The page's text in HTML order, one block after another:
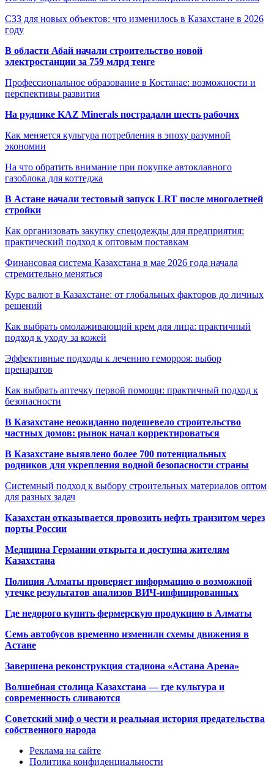
СЗЗ для новых объектов: что изменилось в Казахстане в 2026
году
В области Абай начали строительство новой
электростанции за 759 млрд тенге
Профессиональное образование в Костанае: возможности и
перспективы развития
На руднике KAZ Minerals пострадали шесть рабочих
Как меняется культура потребления в эпоху разумной
экономии
На что обратить внимание при покупке автоклавного
газоблока для коттеджа
В Астане начали тестовый запуск LRT после многолетней
стройки
Как организовать закупку спецодежды для предприятия:
практический подход к оптовым поставкам
Финансовая система Казахстана в мае 2026 года начала
стремительно меняться
Курс валют в Казахстане: от глобальных факторов до личных
решений
Как выбрать омолаживающий крем для лица: практичный
подход к уходу за кожей
Эффективные подходы к лечению геморроя: выбор
препаратов
Как выбрать аптечку первой помощи: практичный подход к
безопасности
В Казахстане неожиданно подешевело строительство
частных домов: рынок начал корректироваться
В Казахстане выявлено более 700 потенциальных
родников для укрепления водной безопасности страны
Системный подход к выбору строительных материалов оптом
для разных задач
Казахстан отказывается провозить нефть транзитом через
порты России
Медицина Германии открыта и доступна жителям
Казахстана
Полиция Алматы проверяет информацию о возможной
утечке результатов анализов ВИЧ-инфицированных
Где недорого купить фермерскую продукцию в Алматы
Семь автобусов временно изменили схемы движения в
Астане
Завершена реконструкция стадиона «Астана Арена»
Волшебная столица Казахстана — где культура и
современность сливаются
Советский миф о чести и реальная история предательства
собственного народа
Реклама на сайте
Политика конфиденциальности